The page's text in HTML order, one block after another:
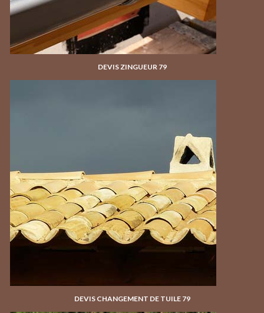
DEVIS ZINGUEUR 79
DEVIS CHANGEMENT DE TUILE 79